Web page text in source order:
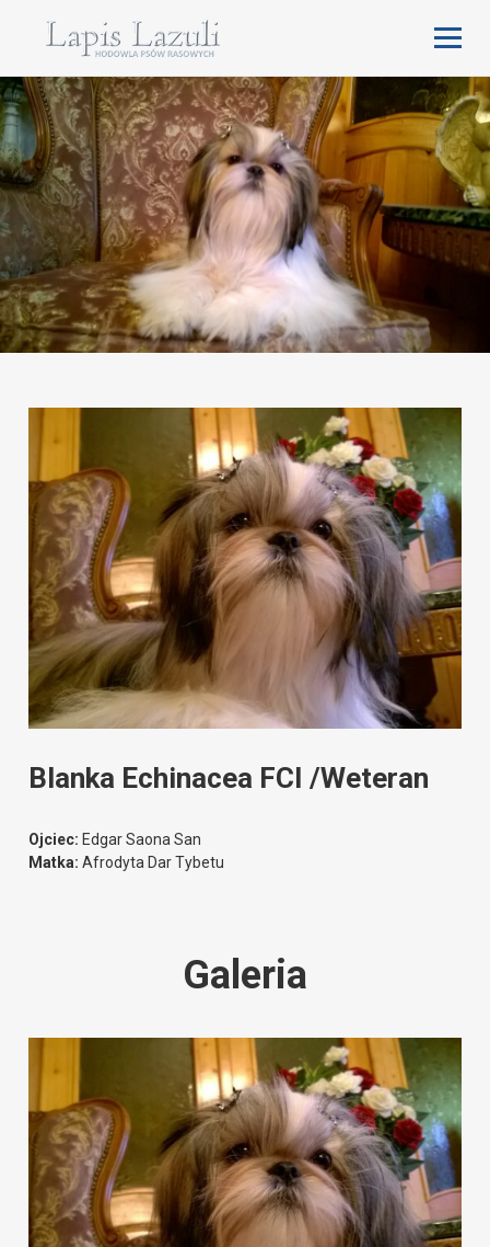
Blanka Echinacea FCI /Weteran
Ojciec: Edgar Saona San
Matka:Afrodyta Dar Tybetu
Galeria